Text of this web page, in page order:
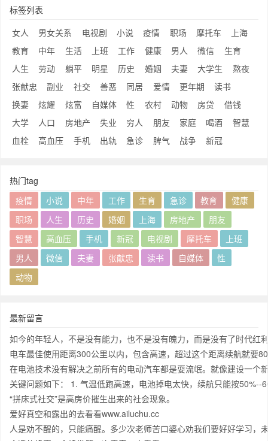
标签列表
女人
男女关系 电视剧 小说 疫情 职场 摩托车
上海
教育
中年 生活 上班 工作 健康 男人 微信
生育
人生
劳动 躺平 明星 历史 婚姻 夫妻 大学生
熬夜
张献忠
副业 社交 善恶 同居 爱情 更年期
读书
换妻
炫耀 炫富 自媒体 性 农村 动物 房贷
借钱
大学
人口 房地产 失业 穷人 朋友 家庭 喝酒
智慧
血栓
高血压 手机 出轨 急诊 脾气 战争 新冠
热门tag
疫情
小说 中年 工作 生育 急诊 教育
健康
职场
人生 历史 婚姻 上海 房地产
朋友
智慧
高血压 手机 新冠 电视剧 摩托车
上班
男人
微信 夫妻 张献忠 读书 自媒体
性
动物
最新留言
如今的年轻人，不是没有能力，也不是没有魄力，而是没有了时代
电车最佳使用距离300公里以内，包含高速，超过这个距离续航就要
在电池技术没有解决之前所有的电动汽车都是耍流氓。就像建设一
关键问题如下： 1. 气温低跑高速，电池掉电太快，续航只能按
“拼床式社交”是高房价摧生出来的社会现象。
爱好真空和露出的去看看www.ailuchu.cc
人是劝不醒的，只能痛醒。多少次老师苦口婆心劝我们要好好学习